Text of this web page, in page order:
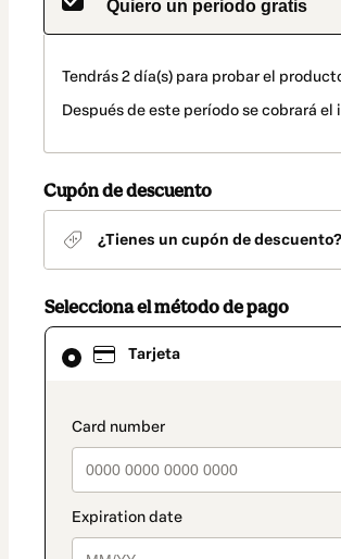
Quiero un periodo gratis
Tendrás 2 día(s) para probar el
Después de este período se cobrará
Cupón de descuento
¿Tienes un cupón de descuento?
Selecciona el método de pago
Tarjeta
El
método
seleccionado
Tarjeta